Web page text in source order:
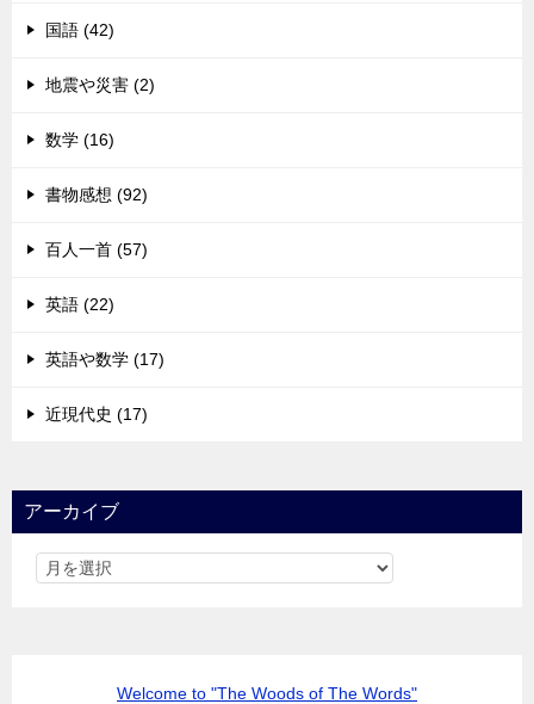
国語 (42)
地震や災害 (2)
数学 (16)
書物感想 (92)
百人一首 (57)
英語 (22)
英語や数学 (17)
近現代史 (17)
アーカイブ
Welcome to "The Woods of The Words"